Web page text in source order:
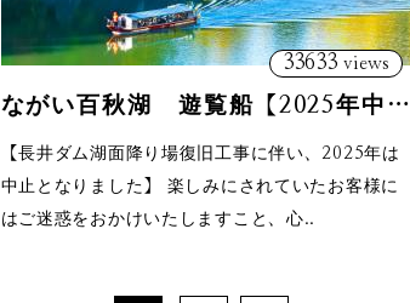
33633 views
ながい百秋湖 遊覧船【2025年中止】
【長井ダム湖面降り場復旧工事に伴い、2025年は
中止となりました】 楽しみにされていたお客様に
はご迷惑をおかけいたしますこと、心..